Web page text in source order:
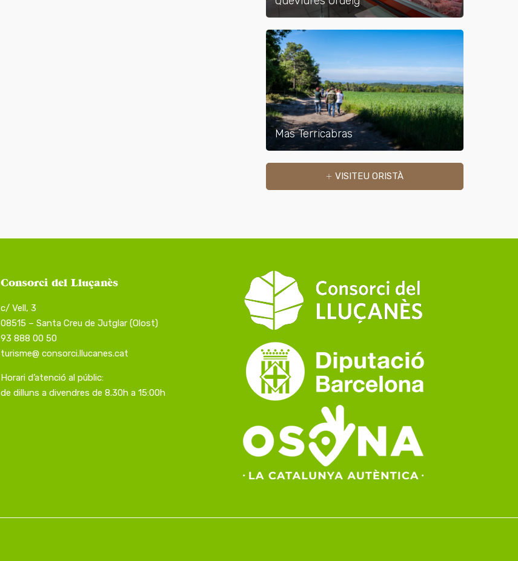
Mas Terricabras
VISITEU ORISTÀ
Consorci del Lluçanès
c/ Vell, 3
08515 – Santa Creu de Jutglar (Olost)
93 888 00 50
turisme@ consorci.llucanes.cat
Horari d’atenció al públic:
de dilluns a divendres de 8.30h a 15:00h